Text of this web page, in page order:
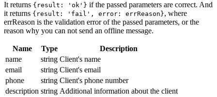
It returns {result: 'ok'} if the passed parameters are correct. And
it returns {result: 'fail', error: errReason}, where
errReason is the validation error of the passed parameters, or the
reason why you can not send an offline message.
Name Type
Description
name
string Client's name
email
string Client's email
phone
string Client's phone number
description string Additional information about the client